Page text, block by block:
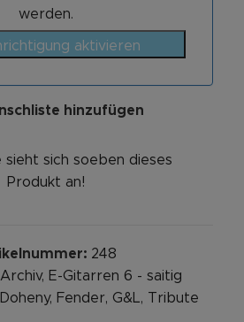
werden.
aktivieren
hinzufügen
sieht sich soeben dieses
Produkt an!
248
Archiv, E-Gitarren 6 - saitig
Doheny, Fender, G&L, Tribute